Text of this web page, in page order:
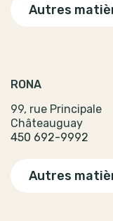
Autres
RONA
99, rue Principale
Châteauguay
450 692-9992
Autres